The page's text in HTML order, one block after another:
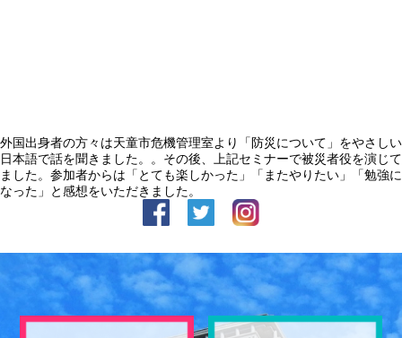
外国出身者の方々は天童市危機管理室より「防災について」をやさしい
日本語で話を聞きました。。その後、上記セミナーで被災者役を演じて
ました。参加者からは「とても楽しかった」「またやりたい」「勉強に
なった」と感想をいただきました。
facebook Twitter